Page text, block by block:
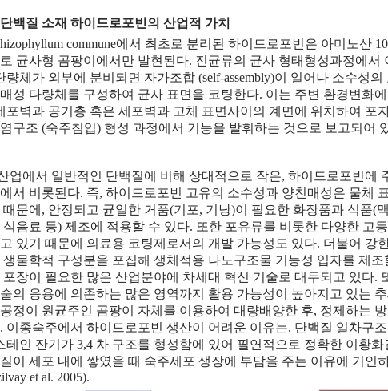
백질 소재 하이드로포빈의 산업적 가치
commune에서 최초로 분리된 하이드로포빈은 아미노산
균사형 곰팡이에서만 발현된다. 진균류의 균사 형태형성과정에서
량체가 외부에 분비되면 자가조합 (self-assembly)이 일어나 소수성
성 다량체를 구성하여 균사 표면을 코팅한다. 이는 주변 환경변화
포벽과 공기층 혹은 세포벽과 고체 표면사이의 계면에 위치하여 포
구조 (숙주침입) 형성 과정에서 기능을 발휘하는 것으로 보고되어
업에서 일반적인 단백질에 비해 상대적으로 작은, 하이드로포빈에
서 비롯된다. 즉, 하이드로포빈 고유의 소수성과 양친매성은 물체
문에, 안정되고 균일한 거품(기포, 기낭)이 필요한 화장품과 식품(
식음료 등) 제조에 적용할 수 있다. 또한 포유류를 비롯한 다양한 고
있기 때문에 의료용 코팅제로서의 개발 가능성도 있다. 더불어 강
생물학적 구성분을 포집해 생체적용 나노구조물 기능성 입자를 제조
포장이 필요한 많은 산업분야에 차세대 혁신 기술로 대두되고 있다.
의 응용에 의존하는 많은 영역까지 활용 가능성이 높아지고 있는
정이 원균주인 곰팡이 자체를 이용하여 대량배양한 후, 정제하는
이종숙주에서 하이드로포빈 생산이 어려운 이유는, 단백질 일차구
테인 잔기가 3,4 차 구조를 형성함에 있어 필연적으로 정확한 이황
이 세포 내에 쌓였을 때 숙주세포 생장에 부담을 주는 이유에 기인
et al. 2005).